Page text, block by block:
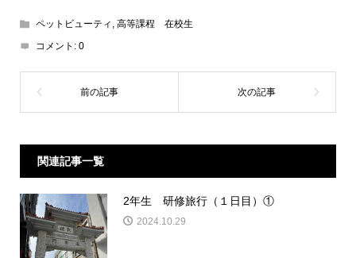
ペットビューティ , 高等課程 在校生
コメント: 0
関連記事一覧
2年生 研修旅行（１日目）①
2024.10.29